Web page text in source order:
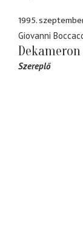
1995.
Giovanni
Dekameron
Szereplő